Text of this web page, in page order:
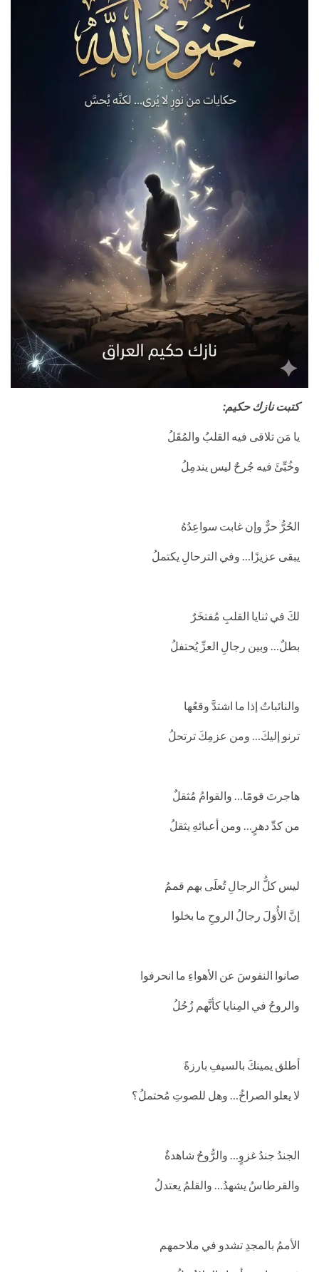
كتبت نازك حكيم:
يا مَن تلاقى فيه القلبُ والمُقَلُ
وخُبِّئَ فيه جُرحٌ ليس يندمِلُ
الحُرُّ حرٌّ وإن غابت سواعِدُهُ
يبقى عزيزًا… وفي الترحالِ يكتملُ
لكَ في ثنايا القلبِ مُفتخَرٌ
بطلٌ… وبين رجالِ العزِّ يُحتفلُ
والنائباتُ إذا ما اشتدَّ وقعُها
ترنو إليكَ… ومن عزمِكَ ترتحلُ
هاجرتَ قومًا… والقوامُ مُثقلٌ
من كدِّ دهرٍ… ومن أعبائهِ يثقلُ
ليس كلُّ الرجالِ تُعلَى بهم قممُ
إنَّ الأُوَلَ رجالُ الروحِ ما بخلوا
صانوا النفوسَ عن الأهواءِ ما انحرفوا
والروحُ في المِنايا كأنَّهم زُحُلُ
أطلق يمينكَ بالسيفِ بارزةً
لا يعلو الصراخُ… وهل للصوتِ مُحتملُ؟
الجندُ جندُ غزوٍ… والرُّوحُ شاهدةٌ
والقرطاسُ يشهدُ… والقلمُ يعتدلُ
الأممُ بالمجدِ تشدو في ملاحمهم